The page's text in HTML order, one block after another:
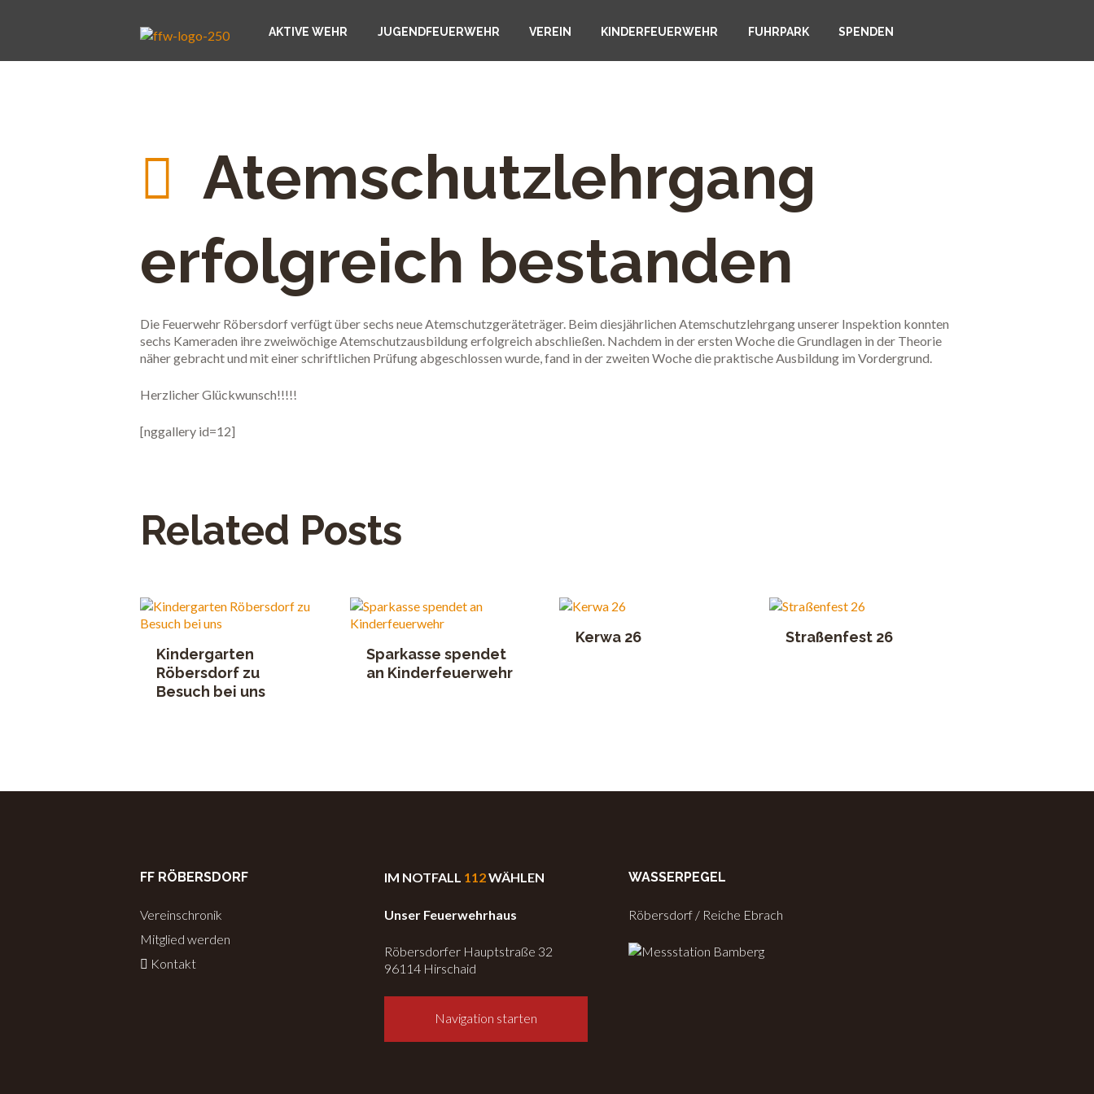
AKTIVE WEHR JUGENDFEUERWEHR VEREIN KINDERFEUERWEHR FUHRPARK SPENDEN
Atemschutzlehrgang
erfolgreich bestanden
Die Feuerwehr Röbersdorf verfügt über sechs neue Atemschutzgeräteträger. Beim diesjährlichen Atemschutzlehrgang unserer Inspektion konnten
sechs Kameraden ihre zweiwöchige Atemschutzausbildung erfolgreich abschließen. Nachdem in der ersten Woche die Grundlagen in der Theorie
näher gebracht und mit einer schriftlichen Prüfung abgeschlossen wurde, fand in der zweiten Woche die praktische Ausbildung im Vordergrund.
Herzlicher Glückwunsch!!!!!
[nggallery id=12]
Related Posts
Kindergarten
Röbersdorf zu
Besuch bei uns
Sparkasse spendet
an Kinderfeuerwehr
Kerwa 26 Straßenfest 26
FF RÖBERSDORF
Vereinschronik
Mitglied werden
Kontakt
IM NOTFALL 112WÄHLEN
Unser Feuerwehrhaus
Röbersdorfer Hauptstraße 32
96114 Hirschaid
Navigation starten
WASSERPEGEL
Röbersdorf / Reiche Ebrach